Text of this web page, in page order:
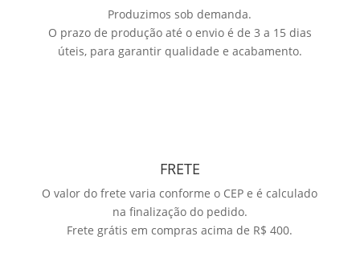
Produzimos sob demanda.
O prazo de produção até o envio é de 3 a 15 dias
úteis, para garantir qualidade e acabamento.
FRETE
O valor do frete varia conforme o CEP e é calculado
na finalização do pedido.
Frete grátis em compras acima de R$ 400.